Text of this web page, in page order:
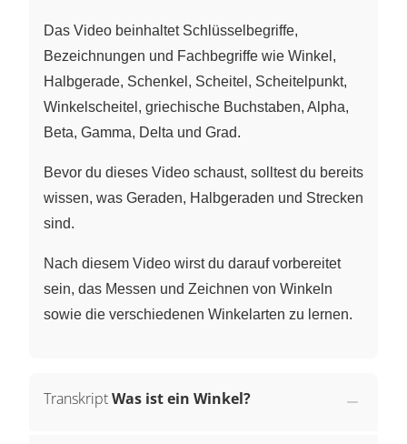
Das Video beinhaltet Schlüsselbegriffe,
Bezeichnungen und Fachbegriffe wie Winkel,
Halbgerade, Schenkel, Scheitel, Scheitelpunkt,
Winkelscheitel, griechische Buchstaben, Alpha,
Beta, Gamma, Delta und Grad.
Bevor du dieses Video schaust, solltest du bereits
wissen, was Geraden, Halbgeraden und Strecken
sind.
Nach diesem Video wirst du darauf vorbereitet
sein, das Messen und Zeichnen von Winkeln
sowie die verschiedenen Winkelarten zu lernen.
TranskriptWas ist ein Winkel?